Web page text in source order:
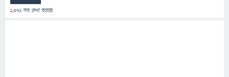
1,372বার দেখা হয়েছে